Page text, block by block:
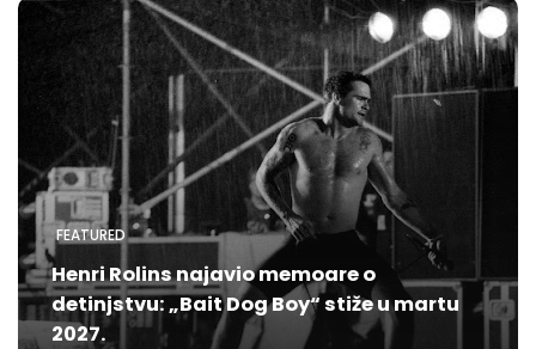
FEATURED
Henri Rolins najavio memoare o
detinjstvu: „Bait Dog Boy“ stiže u martu
2027.